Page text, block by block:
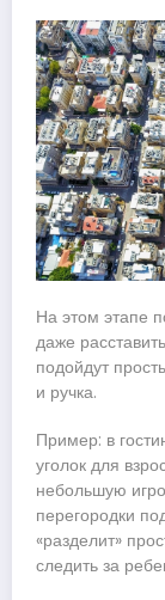
На этом этапе
даже
подойдут
и ручка.
Пример: в
уголок для
небольшую
перегородки
«разделит»
следить за